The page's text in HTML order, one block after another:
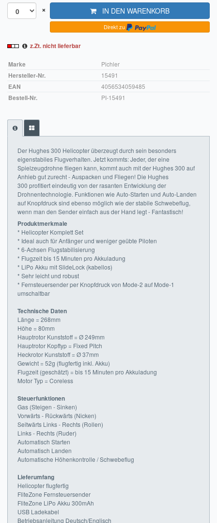
AGB und Kundeninformationen
Datenschutzerklärung
Hinweise zur Batterieentsorgung
FAQ
Was wir bieten
Unsere Philosophie
KONTAKT
MEIN KONTO
WARENKORB
× IN DEN WARENKORB
Direkt zu
z.Zt. nicht lieferbar
Marke Pichler
Hersteller-Nr. 15491
EAN 4056534059485
Bestell-Nr. PI-15491
Der Hughes 300 Helicopter überzeugt durch sein besonders
eigenstabiles Flugverhalten. Jetzt kommts: Jeder, der eine
Spielzeugdrohne fliegen kann, kommt auch mit der Hughes 300 auf
Anhieb gut zurecht - Auspacken und Fliegen! Die Hughes
300 profitiert eindeutig von der rasanten Entwicklung der
Drohnentechnologie. Funktionen wie Auto-Starten und Auto-Landen
auf Knopfdruck sind ebenso möglich wie der stabile Schwebeflug,
wenn man den Sender einfach aus der Hand legt - Fantastisch!
Produktmerkmale
* Helicopter Komplett Set
* Ideal auch für Anfänger und weniger geübte Piloten
* 6-Achsen Flugstabilisierung
* Flugzeit bis 15 Minuten pro Akkuladung
* LiPo Akku mit SlideLock (kabellos)
* Sehr leicht und robust
* Fernsteuersender per Knopfdruck von Mode-2 auf Mode-1
umschaltbar
Technische Daten
Länge = 268mm
Höhe = 80mm
Hauptrotor Kunststoff = Ø 249mm
Hauptrotor Kopftyp = Fixed Pitch
Heckrotor Kunststoff = Ø 37mm
Gewicht = 52g (flugfertig inkl. Akku)
Flugzeit (geschätzt) = bis 15 Minuten pro Akkuladung
Motor Typ = Coreless
Steuerfunktionen
Gas (Steigen - Sinken)
Vorwärts - Rückwärts (Nicken)
Seitwärts Links - Rechts (Rollen)
Links - Rechts (Ruder)
Automatisch Starten
Automatisch Landen
Automatische Höhenkontrolle / Schwebeflug
Lieferumfang
Helicopter flugfertig
FliteZone Fernsteuersender
FliteZone LiPo Akku 300mAh
USB Ladekabel
Betriebsanleitung Deutsch/Englisch